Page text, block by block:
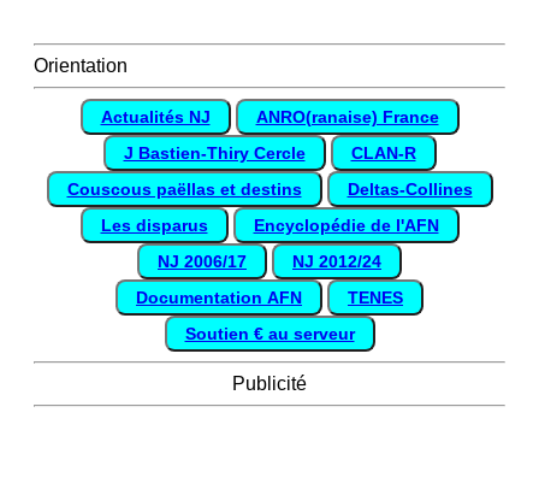
Orientation
Actualités NJ
ANRO(ranaise) France
J Bastien-Thiry Cercle
CLAN-R
Couscous paëllas et destins
Deltas-Collines
Les disparus
Encyclopédie de l'AFN
NJ 2006/17
NJ 2012/24
Documentation AFN
TENES
Soutien € au serveur
Publicité